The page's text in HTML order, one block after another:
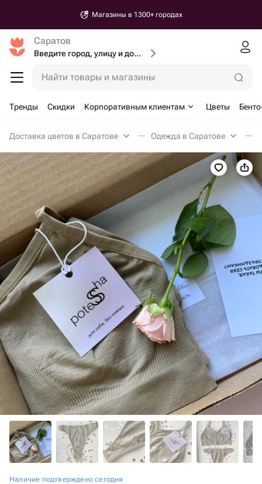
Магазины в 1300+ городах
Саратов
Введите город, улицу и дом доставки
Найти товары и магазины
Тренды Скидки Корпоративным клиентам Цветы
Доставка цветов в Саратове Одежда в Саратове
Наличие подтверждено сегодня